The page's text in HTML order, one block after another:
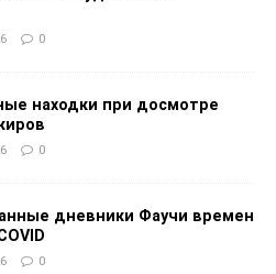
0
находки при досмотре
0
дневники Фаучи времен
0